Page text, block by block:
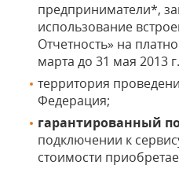
предприниматели*,
использование
Отчетность» на
марта до 31 мая 2013
территория
Федерация;
гарантированный
подключении к
стоимости